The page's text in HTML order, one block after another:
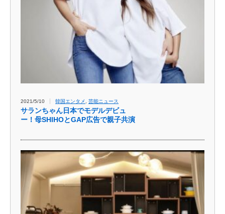
2021/5/10 韓国エンタメ 芸能ニュース
サランちゃん日本でモデルデビュ
ー！母SHIHOとGAP広告で親子共演